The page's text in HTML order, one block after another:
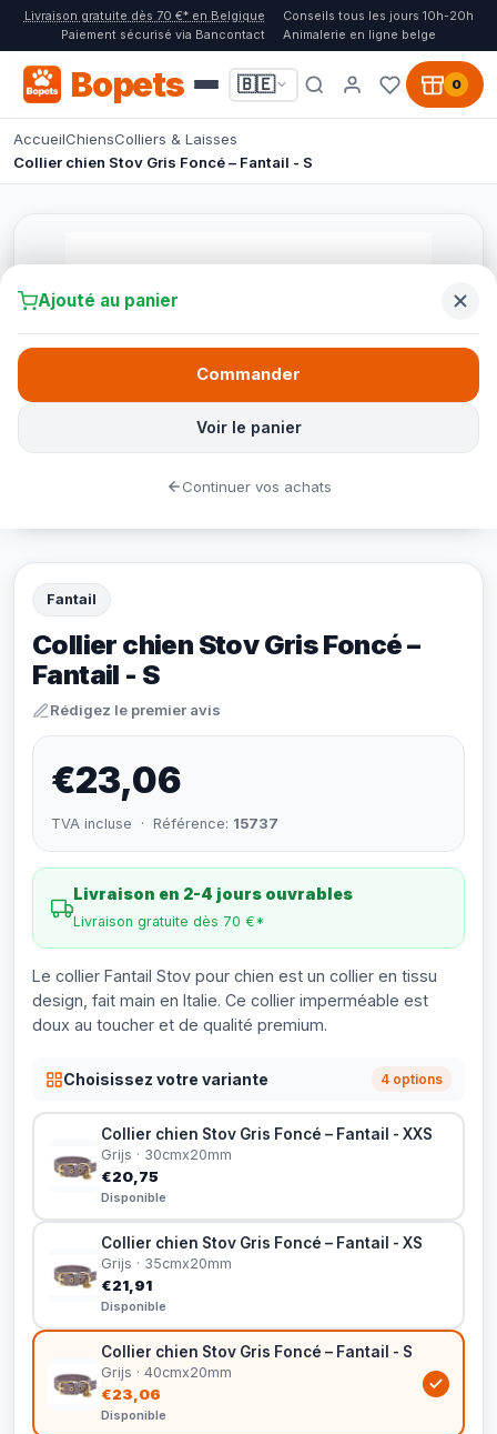
Livraison gratuite dès 70 €* en Belgique
Conseils tous les jours 10h-20h
Paiement sécurisé via Bancontact
Animalerie en ligne belge
Bopets 🇧🇪 0
AccueilChiensColliers & Laisses
Collier chien Stov Gris Foncé – Fantail - S
Fantail
Collier chien Stov Gris Foncé –
Fantail - S
Rédigez le premier avis
€23,06
TVA incluse · Référence: 15737
Livraison en 2-4 jours ouvrables
Livraison gratuite dès 70 €*
Le collier Fantail Stov pour chien est un collier en tissu
design, fait main en Italie. Ce collier imperméable est
doux au toucher et de qualité premium.
Choisissez votre variante 4 options
Collier chien Stov Gris Foncé – Fantail - XXS
Grijs · 30cmx20mm
€20,75
Disponible
Collier chien Stov Gris Foncé – Fantail - XS
Grijs · 35cmx20mm
€21,91
Disponible
Collier chien Stov Gris Foncé – Fantail - S
Grijs · 40cmx20mm
€23,06
Disponible
Ajouté au panier
Voir le panier
Commander
Continuer vos achats